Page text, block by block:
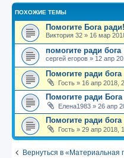
ПОХОЖИЕ ТЕМЫ
Помогите Бога
Виктория 32 » 16 мар
помогите ради бога
сергей егоров » 12 апр
Помогите ради бога
Гость » 16 апр 2018,
Помогите ради Бога
Елена1983 » 26 апр
Помогите ради бога
Гость » 29 апр 2018,
Вернуться в «Материальная